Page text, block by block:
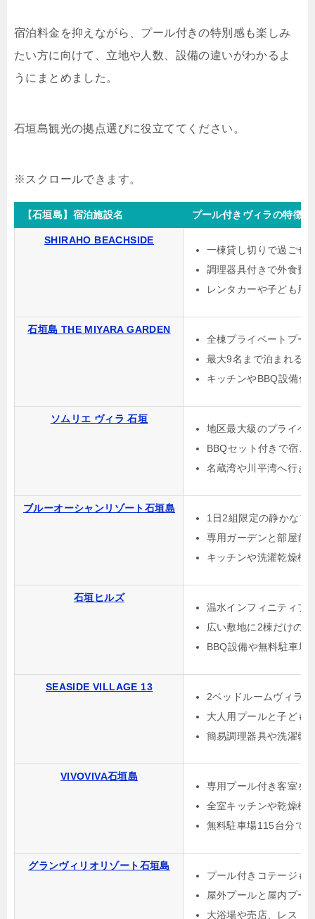
宿泊料金を抑えながら、プール付きの特別感も楽しみ
たい方に向けて、立地や人数、設備の違いがわかるよ
うにまとめました。
石垣島観光の拠点選びに役立ててください。
【石垣島】宿泊施設名 プール付きヴィラの特徴
SHIRAHO BEACHSIDE
一棟貸し切りで過ごせ
調理器具付きで外食費
レンタカーや子ども用
石垣島 THE MIYARA GARDEN
全棟プライベートプー
最大9名まで泊まれる
キッチンやBBQ設備付
ソムリエ ヴィラ 石垣
地区最大級のプライベ
BBQセット付きで宿ご
名蔵湾や川平湾へ行き
ブルーオーシャンリゾート石垣島
1日2組限定の静かなプ
専用ガーデンと部屋前
キッチンや洗濯乾燥機
石垣ヒルズ
温水インフィニティプ
広い敷地に2棟だけの
BBQ設備や無料駐車場
SEASIDE VILLAGE 13
2ベッドルームヴィラ
大人用プールと子ども
簡易調理器具や洗濯乾
VIVOVIVA石垣島
専用プール付き客室を
全室キッチンや乾燥機
無料駐車場115台分で
グランヴィリオリゾート石垣島
プール付きコテージも
屋外プールと屋内プー
大浴場や売店、レスト